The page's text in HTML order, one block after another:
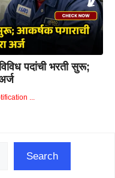
पदांची भरती सुरू;
...
Search